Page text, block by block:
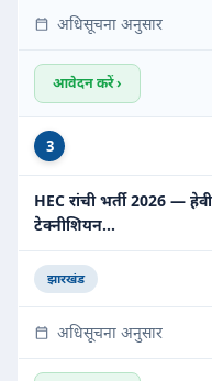
अधिसूचना अनुसार
आवेदन करें ›
3
HEC रांची भर्ती 2026 —
टेक्नीशियन…
झारखंड
अधिसूचना अनुसार